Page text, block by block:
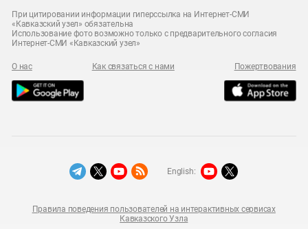
При цитировании информации гиперссылка на Интернет-СМИ
«Кавказский узел» обязательна
Использование фото возможно только с предварительного согласия
Интернет-СМИ «Кавказский узел»
О нас Как связаться с нами Пожертвования
Правила поведения пользователей на интерактивных сервисах
Кавказского Узла
English: